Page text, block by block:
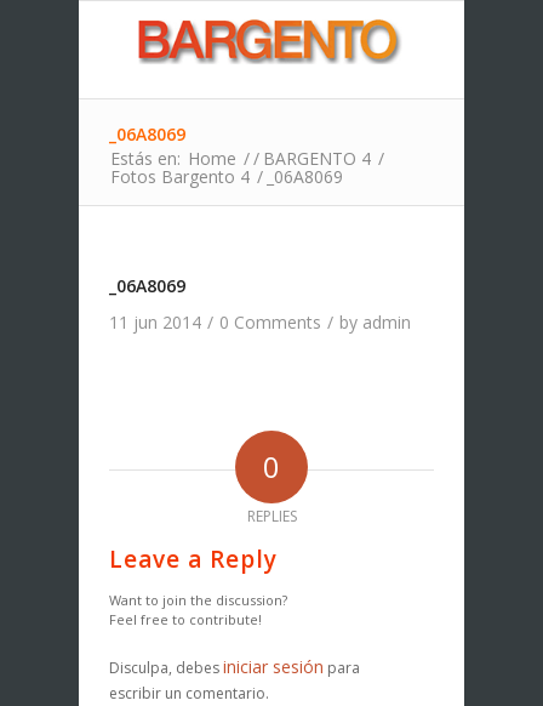
_06A8069
Estás en: Home // BARGENTO 4 /
Fotos Bargento 4 / _06A8069
_06A8069
11 jun 2014 / 0 Comments / by admin
0
REPLIES
Leave a Reply
Want to join the discussion?
Feel free to contribute!
Disculpa, debesiniciar sesión para
escribir un comentario.